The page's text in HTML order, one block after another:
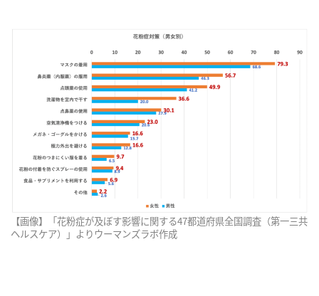
【画像】「花粉症が及ぼす影響に関する47都道府県全国調査（第一三共
ヘルスケア）」よりウーマンズラボ作成